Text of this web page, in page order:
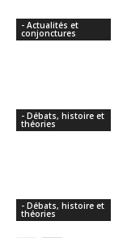
- Actualités et
conjonctures
- Débats, histoire et
théories
- Débats, histoire et
théories